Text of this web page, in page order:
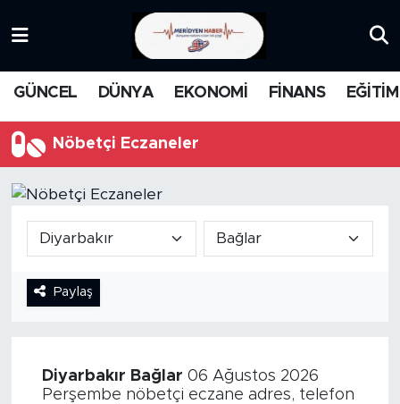
GÜNCEL DÜNYA EKONOMİ FİNANS EĞİTİM
Nöbetçi Eczaneler
Paylaş
Diyarbakır Bağlar 06 Ağustos 2026
Perşembe nöbetçi eczane adres, telefon
MEDYA
FİNANS
DÜNYA
KARİKATÜR
Trafik Durumu
Süper Lig Puan Durumu ve Fikstür
Tüm Manşetler
Haber Arşivi